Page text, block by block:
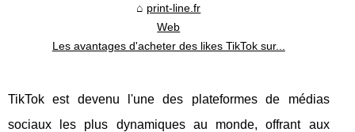
print-line.fr
Web
Les avantages d'acheter des likes TikTok sur...
TikTok est devenu l'une des plateformes de médias
sociaux les plus dynamiques au monde, offrant aux